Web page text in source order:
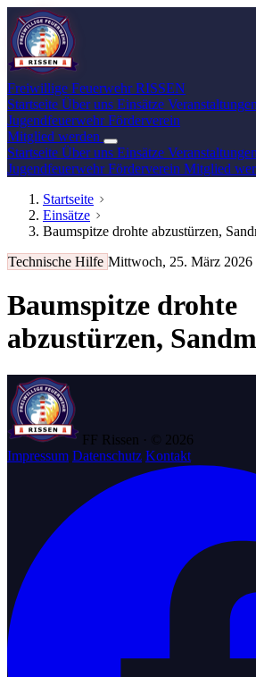
Freiwillige Feuerwehr RISSEN
Startseite Über uns Einsätze Veranstaltungen
JugendfeuerwehrFörderverein
Mitglied werden
Startseite Über uns Einsätze Veranstaltungen
JugendfeuerwehrFörderverein Mitglied
Startseite
Einsätze
Baumspitze drohte abzustürzen,
Technische Hilfe Mittwoch, 25. März 2026
Baumspitze drohte
abzustürzen,
FF Rissen · © 2026
Impressum Datenschutz Kontakt